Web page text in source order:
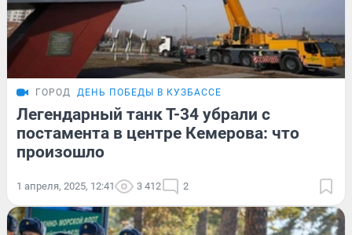
ГОРОД ДЕНЬ ПОБЕДЫ В КУЗБАССЕ
Легендарный танк Т-34 убрали с
постамента в центре Кемерова: что
произошло
1 апреля, 2025, 12:41 3 412 2